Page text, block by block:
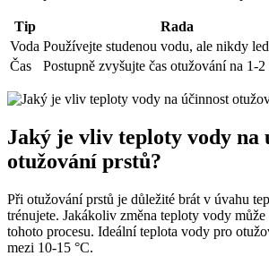
Tip
Rada
Voda Používejte studenou vodu, ale nikdy
Čas
Postupně zvyšujte čas otužování na 1-
Jaký je vliv teploty vody na
otužování prstů?
Při otužování prstů je důležité brát v úvahu
trénujete. Jakákoliv změna teploty vody
tohoto procesu. Ideální teplota vody pro
mezi 10-15 °C.